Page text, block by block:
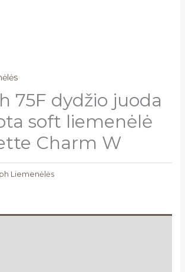
75F dydžio juoda
soft liemenėlė
Charm W
Liemenėlės